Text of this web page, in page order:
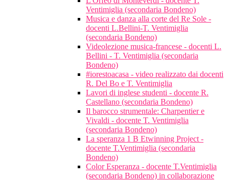
Ventimiglia (secondaria Bondeno)
Musica e danza alla corte del Re Sole -
docenti L.Bellini-T. Ventimiglia
(secondaria Bondeno)
Videolezione musica-francese - docenti L.
Bellini - T. Ventimiglia (secondaria
Bondeno)
#iorestoacasa - video realizzato dai docenti
R. Del Bo e T. Ventimiglia
Lavori di inglese studenti - docente R.
Castellano (secondaria Bondeno)
Il barocco strumentale: Charpentier e
Vivaldi - docente T. Ventimiglia
(secondaria Bondeno)
La speranza 1 B Etwinning Project -
docente T.Ventimiglia (secondaria
Bondeno)
Color Esperanza - docente T.Ventimiglia
(secondaria Bondeno) in collaborazione